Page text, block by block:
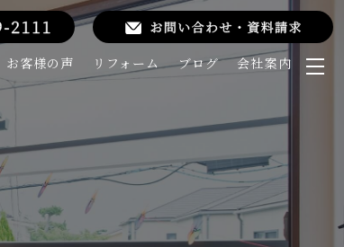
お客様の声 リフォーム ブログ 会社案内
メ